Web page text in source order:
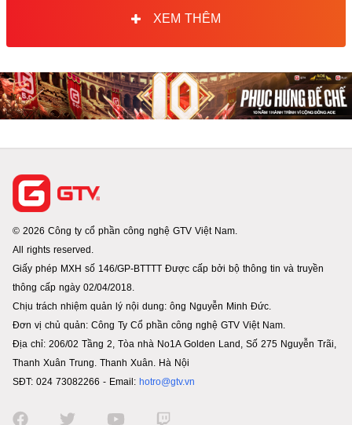
XEM THÊM
© 2026 Công ty cổ phần công nghệ GTV Việt Nam.
All rights reserved.
Giấy phép MXH số 146/GP-BTTTT Được cấp bởi bộ thông tin và truyền
thông cấp ngày 02/04/2018.
Chịu trách nhiệm quản lý nội dung: ông Nguyễn Minh Đức.
Đơn vị chủ quản: Công Ty Cổ phần công nghệ GTV Việt Nam.
Địa chỉ: 206/02 Tầng 2, Tòa nhà No1A Golden Land, Số 275 Nguyễn Trãi,
Thanh Xuân Trung. Thanh Xuân. Hà Nội
SĐT: 024 73082266 - Email: hotro@gtv.vn